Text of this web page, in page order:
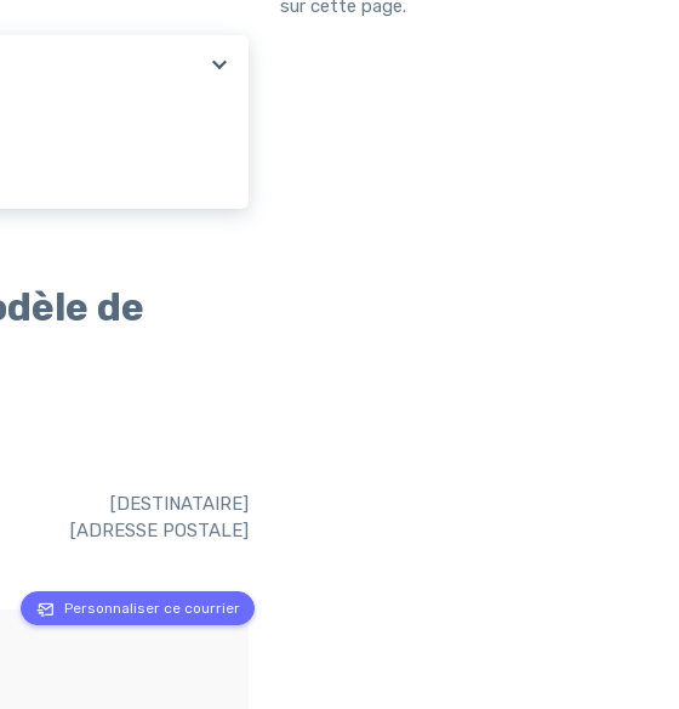
de
[DESTINATAIRE]
[ADRESSE POSTALE]
Personnaliser ce courrier
sur cette page.